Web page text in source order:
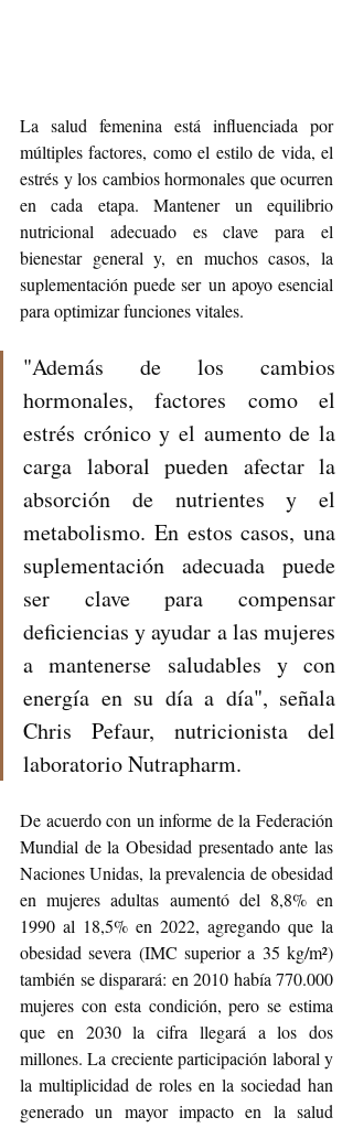
La salud femenina está influenciada por
múltiples factores, como el estilo de vida, el
estrés y los cambios hormonales que ocurren
en cada etapa. Mantener un equilibrio
nutricional adecuado es clave para el
bienestar general y, en muchos casos, la
suplementación puede ser un apoyo esencial
para optimizar funciones vitales.
"Además de los cambios
hormonales, factores como el
estrés crónico y el aumento de la
carga laboral pueden afectar la
absorción de nutrientes y el
metabolismo. En estos casos, una
suplementación adecuada puede
ser clave para compensar
deficiencias y ayudar a las mujeres
a mantenerse saludables y con
energía en su día a día", señala
Chris Pefaur, nutricionista del
laboratorio Nutrapharm.
De acuerdo con un informe de la Federación
Mundial de la Obesidad presentado ante las
Naciones Unidas, la prevalencia de obesidad
en mujeres adultas aumentó del 8,8% en
1990 al 18,5% en 2022, agregando que la
obesidad severa (IMC superior a 35 kg/m²)
también se disparará: en 2010 había 770.000
mujeres con esta condición, pero se estima
que en 2030 la cifra llegará a los dos
millones. La creciente participación laboral y
la multiplicidad de roles en la sociedad han
generado un mayor impacto en la salud